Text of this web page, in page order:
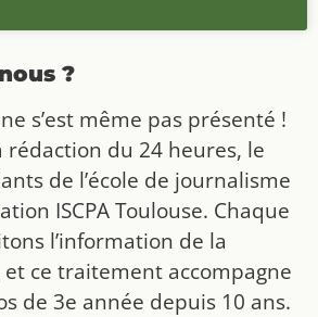
?
s’est même pas présenté !
rédaction du 24 heures, le
de l’école de journalisme
ISCPA Toulouse. Chaque
l’information de la
ce traitement accompagne
de 3e année depuis 10 ans.